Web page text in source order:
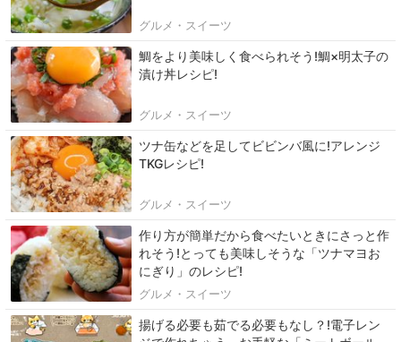
グルメ・スイーツ
鯛をより美味しく食べられそう!鯛×明太子の
漬け丼レシピ!
グルメ・スイーツ
ツナ缶などを足してビビンバ風に!アレンジ
TKGレシピ!
グルメ・スイーツ
作り方が簡単だから食べたいときにさっと作
れそう!とっても美味しそうな「ツナマヨお
にぎり」のレシピ!
グルメ・スイーツ
揚げる必要も茹でる必要もなし？!電子レン